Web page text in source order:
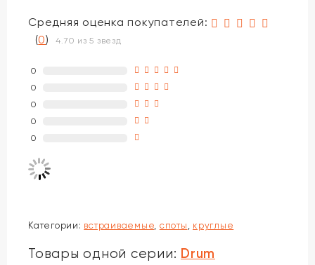
Средняя оценка покупателей:
(0)4.70 из 5 звезд
0
0
0
0
0
Категории: встраиваемые споты круглые
Товары одной серии: Drum